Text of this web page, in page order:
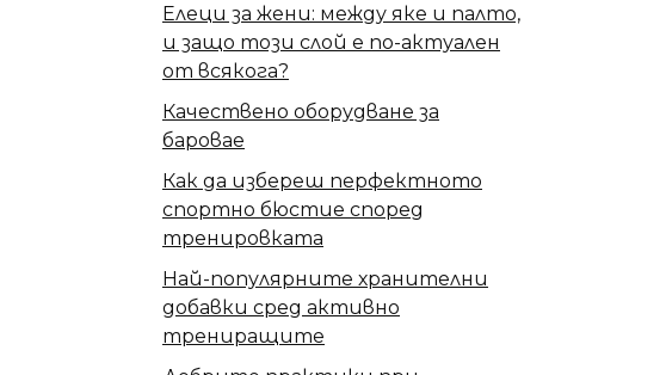
Елеци за жени: между яке и палто,
и защо този слой е по-актуален
от всякога?
Качествено оборудване за
баровае
Как да избереш перфектното
спортно бюстие според
тренировката
Най-популярните хранителни
добавки сред активно
трениращите